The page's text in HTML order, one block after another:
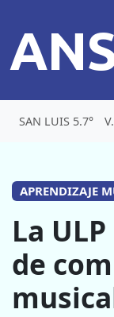
SAN LUIS 5.7°
APRENDIZAJE
La
de